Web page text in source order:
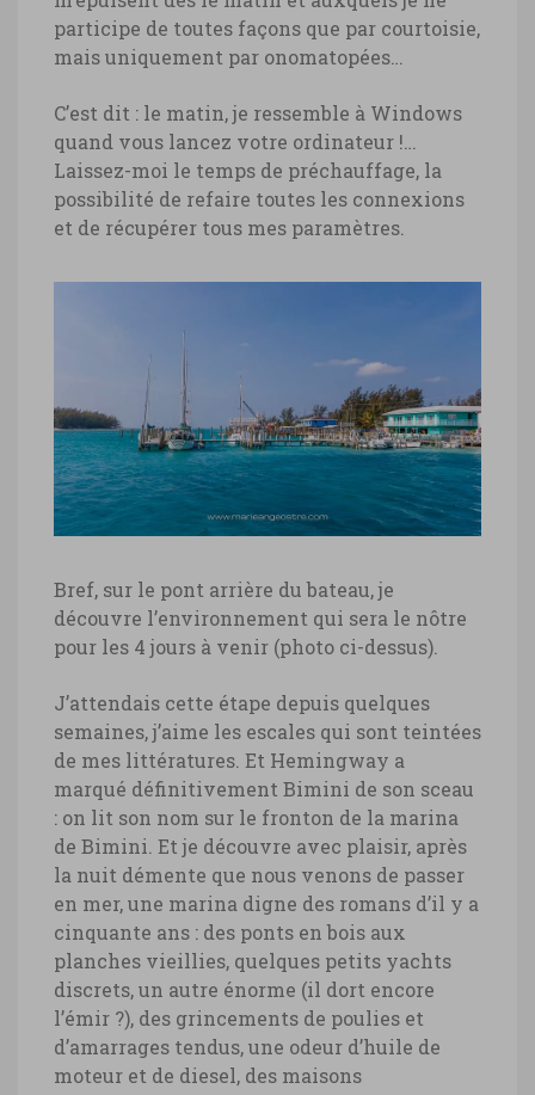
participe de toutes façons que par courtoisie,
mais uniquement par onomatopées…
C’est dit : le matin, je ressemble à Windows
quand vous lancez votre ordinateur !…
Laissez-moi le temps de préchauffage, la
possibilité de refaire toutes les connexions
et de récupérer tous mes paramètres.
Bref, sur le pont arrière du bateau, je
découvre l’environnement qui sera le nôtre
pour les 4 jours à venir (photo ci-dessus).
J’attendais cette étape depuis quelques
semaines, j’aime les escales qui sont teintées
de mes littératures. Et Hemingway a
marqué définitivement Bimini de son sceau
: on lit son nom sur le fronton de la marina
de Bimini. Et je découvre avec plaisir, après
la nuit démente que nous venons de passer
en mer, une marina digne des romans d’il y a
cinquante ans : des ponts en bois aux
planches vieillies, quelques petits yachts
discrets, un autre énorme (il dort encore
l’émir ?), des grincements de poulies et
d’amarrages tendus, une odeur d’huile de
moteur et de diesel, des maisons